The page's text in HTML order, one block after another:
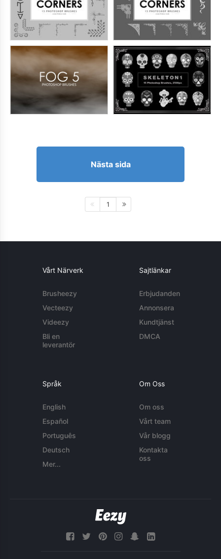
Nästa sida
1
Vårt Närverk
Brusheezy
Vecteezy
Videezy
Bli en
leverantör
Sajtlänkar
Erbjudanden
Annonsera
Kundtjänst
DMCA
Språk
English
Español
Português
Deutsch
Mer...
Om Oss
Om oss
Vårt team
Vår blogg
Kontakta
oss